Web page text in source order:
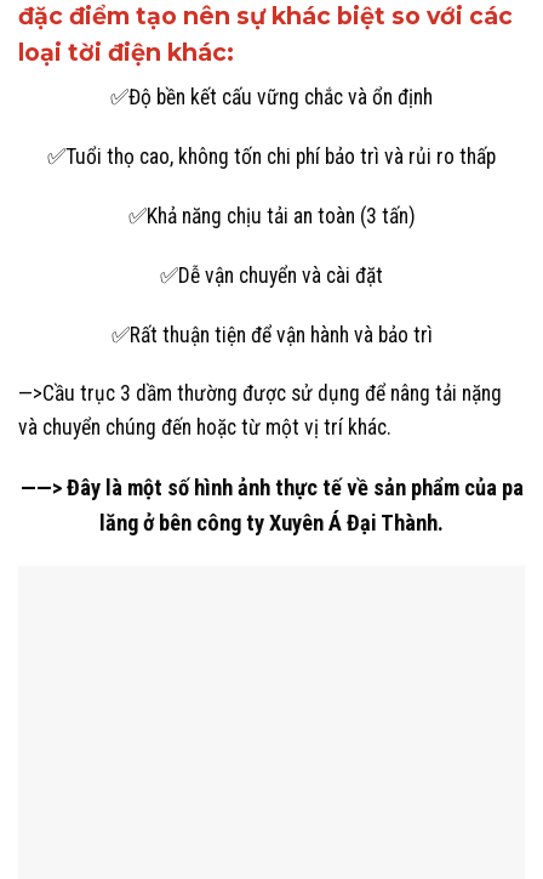
đặc điểm tạo nên sự khác biệt so với các
loại tời điện khác:
✅Độ bền kết cấu vững chắc và ổn định
✅Tuổi thọ cao, không tốn chi phí bảo trì và rủi ro thấp
✅Khả năng chịu tải an toàn (3 tấn)
✅Dễ vận chuyển và cài đặt
✅Rất thuận tiện để vận hành và bảo trì
—>Cầu trục 3 dầm thường được sử dụng để nâng tải nặng
và chuyển chúng đến hoặc từ một vị trí khác.
——> Đây là một số hình ảnh thực tế về sản phẩm của pa
lăng ở bên công ty Xuyên Á Đại Thành.